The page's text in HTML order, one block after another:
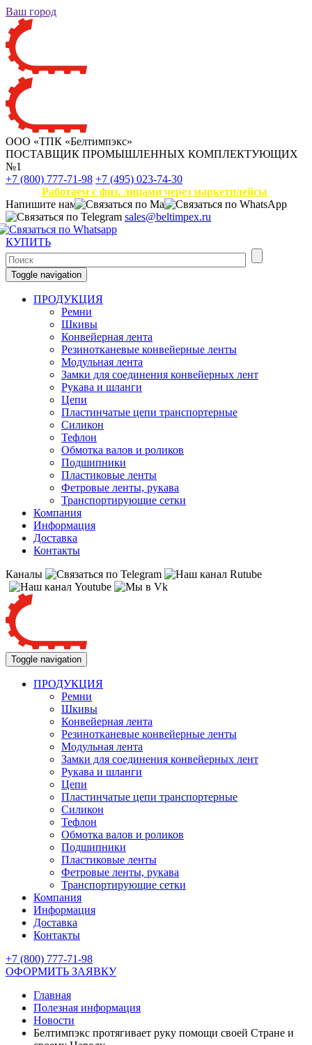
Ваш город
ООО «ТПК «Белтимпэкс»
ПОСТАВЩИК ПРОМЫШЛЕННЫХ КОМПЛЕКТУЮЩИХ
№1
+7 (800) 777-71-98 +7 (495) 023-74-30
Работаем с физ. лицами через маркетплейсы
Напишите нам
sales@beltimpex.ru
КУПИТЬ
Toggle navigation
ПРОДУКЦИЯ
Ремни
Шкивы
Конвейерная лента
Резинотканевые конвейерные ленты
Модульная лента
Замки для соединения конвейерных лент
Рукава и шланги
Цепи
Пластинчатые цепи транспортерные
Силикон
Тефлон
Обмотка валов и роликов
Подшипники
Пластиковые ленты
Фетровые ленты, рукава
Транспортирующие сетки
Компания
Информация
Доставка
Контакты
Каналы
Toggle navigation
ПРОДУКЦИЯ
Ремни
Шкивы
Конвейерная лента
Резинотканевые конвейерные ленты
Модульная лента
Замки для соединения конвейерных лент
Рукава и шланги
Цепи
Пластинчатые цепи транспортерные
Силикон
Тефлон
Обмотка валов и роликов
Подшипники
Пластиковые ленты
Фетровые ленты, рукава
Транспортирующие сетки
Компания
Информация
Доставка
Контакты
+7 (800) 777-71-98
ОФОРМИТЬ ЗАЯВКУ
Главная
Полезная информация
Новости
Белтимпэкс протягивает руку помощи своей Стране и